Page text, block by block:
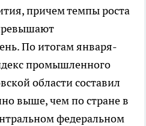
причем темпы роста
По итогам января-
промышленного
области составил
выше, чем по стране в
федеральном